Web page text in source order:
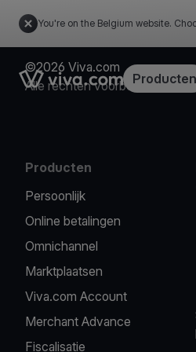
You're on the Belgium website.
Link to the homepageProducten
©2026 Viva.com
Alle rechten voorbehouden
Producten
Persoonlijk
Online betalingen
Omnichannel
Marktplaatsen
Viva.com Account
Merchant Advance
Fiscalisatie